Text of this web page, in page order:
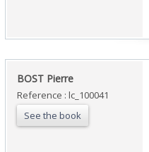
‎BOST Pierre ‎
Reference : lc_100041
See the book